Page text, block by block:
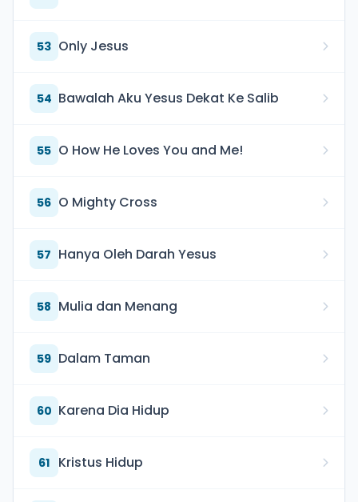
53 Only Jesus
54 Bawalah Aku Yesus Dekat Ke Salib
55 O How He Loves You and Me!
56 O Mighty Cross
57 Hanya Oleh Darah Yesus
58 Mulia dan Menang
59 Dalam Taman
60 Karena Dia Hidup
61 Kristus Hidup